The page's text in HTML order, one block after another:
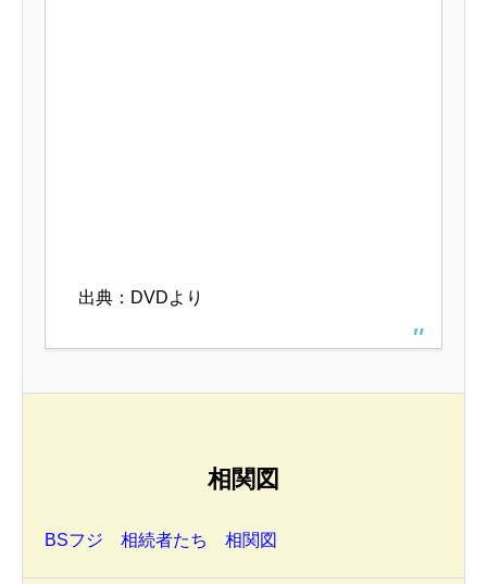
出典：DVDより
相関図
BSフジ 相続者たち 相関図